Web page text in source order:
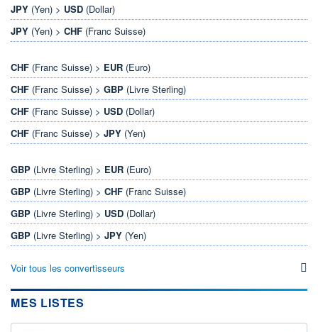
JPY (Yen) > USD (Dollar)
JPY (Yen) > CHF (Franc Suisse)
CHF (Franc Suisse) > EUR (Euro)
CHF (Franc Suisse) > GBP (Livre Sterling)
CHF (Franc Suisse) > USD (Dollar)
CHF (Franc Suisse) > JPY (Yen)
GBP (Livre Sterling) > EUR (Euro)
GBP (Livre Sterling) > CHF (Franc Suisse)
GBP (Livre Sterling) > USD (Dollar)
GBP (Livre Sterling) > JPY (Yen)
Voir tous les convertisseurs
MES LISTES